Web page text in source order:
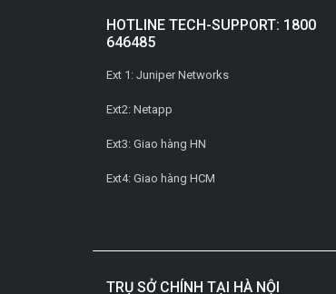
HOTLINE TECH-SUPPORT: 1800
646485
Ext 1: Juniper Networks
Ext2: Netapp
Ext3: Giao hàng HN
Ext4: Giao hàng HCM
TRỤ SỞ CHÍNH TẠI HÀ NỘI